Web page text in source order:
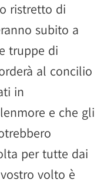
ristretto di
subito a
truppe di
al concilio
in
e che gli
per tutte dai
volto è